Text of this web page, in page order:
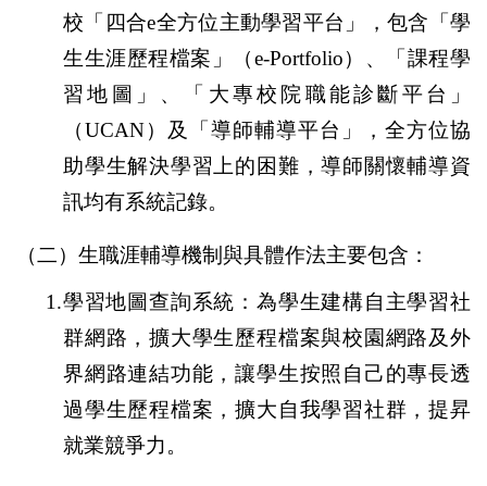
校「四合e全方位主動學習平台」，包含「學
生生涯歷程檔案」（e-Portfolio）、「課程學
習地圖」、「大專校院職能診斷平台」
（UCAN）及「導師輔導平台」，全方位協
助學生解決學習上的困難，導師關懷輔導資
訊均有系統記錄。
（二）生職涯輔導機制與具體作法主要包含：
1.學習地圖查詢系統：為學生建構自主學習社
群網路，擴大學生歷程檔案與校園網路及外
界網路連結功能，讓學生按照自己的專長透
過學生歷程檔案，擴大自我學習社群，提昇
就業競爭力。